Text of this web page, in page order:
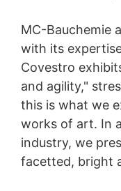
MC-Bauchemie
with its
Covestro
and agility,"
this is what we
works of art. In
industry, we
facetted, bright